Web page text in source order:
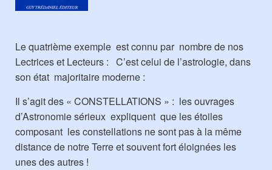
Le quatrième exemple est connu par nombre de nos
Lectrices et Lecteurs : C’est celui de l’astrologie, dans
son état majoritaire moderne :
Il s’agit des « CONSTELLATIONS » : les ouvrages
d’Astronomie sérieux expliquent que les étoiles
composant les constellations ne sont pas à la même
distance de notre Terre et souvent fort éloignées les
unes des autres !